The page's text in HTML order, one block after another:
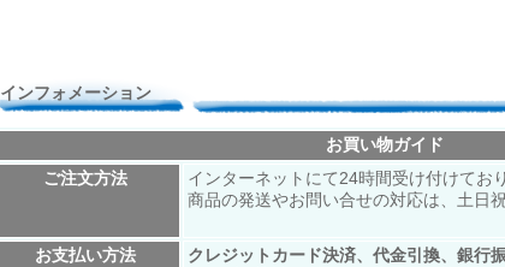
インフォメーション
お買い物ガイド
ご注文方法
インターネットにて24時間受け付けてお
商品の発送やお問い合せの対応は、土日
お支払い方法 クレジットカード決済、代金引換、銀行